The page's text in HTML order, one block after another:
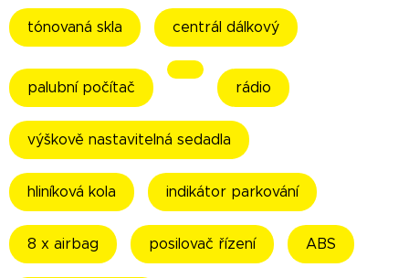
tónovaná skla centrál dálkový
palubní počítač rádio
výškově nastavitelná sedadla
hliníková kola indikátor parkování
8 x airbag posilovač řízení ABS